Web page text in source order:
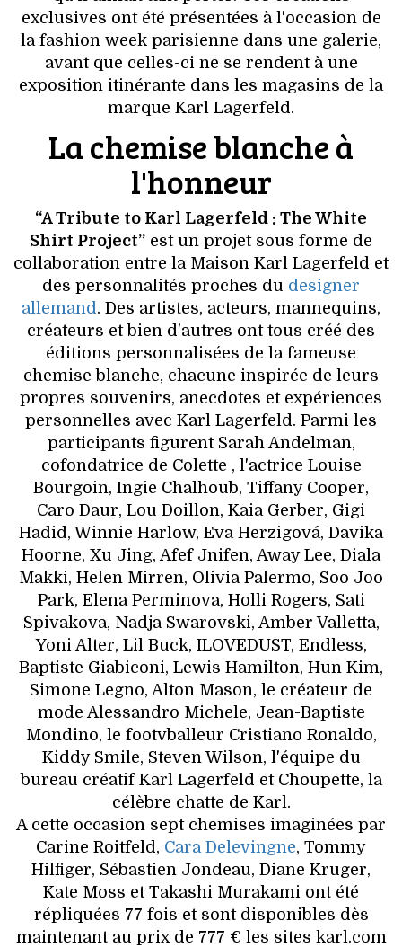
HISTOIRE DES MARQUES
DÉCO
VOYAGES & LOISIRS
exclusives ont été présentées à l'occasion de
la fashion week parisienne dans une galerie,
avant que celles-ci ne se rendent à une
exposition itinérante dans les magasins de la
marque Karl Lagerfeld.
La chemise blanche à
l'honneur
“A Tribute to Karl Lagerfeld : The White
Shirt Project” est un projet sous forme de
collaboration entre la Maison Karl Lagerfeld et
des personnalités proches du designer
allemand . Des artistes, acteurs, mannequins,
créateurs et bien d'autres ont tous créé des
éditions personnalisées de la fameuse
chemise blanche, chacune inspirée de leurs
propres souvenirs, anecdotes et expériences
personnelles avec Karl Lagerfeld. Parmi les
participants figurent Sarah Andelman,
cofondatrice de Colette , l'actrice Louise
Bourgoin, Ingie Chalhoub, Tiffany Cooper,
Caro Daur, Lou Doillon, Kaia Gerber, Gigi
Hadid, Winnie Harlow, Eva Herzigová, Davika
Hoorne, Xu Jing, Afef Jnifen, Away Lee, Diala
Makki, Helen Mirren, Olivia Palermo, Soo Joo
Park, Elena Perminova, Holli Rogers, Sati
Spivakova, Nadja Swarovski, Amber Valletta,
Yoni Alter, Lil Buck, ILOVEDUST, Endless,
Baptiste Giabiconi, Lewis Hamilton, Hun Kim,
Simone Legno, Alton Mason, le créateur de
mode Alessandro Michele, Jean-Baptiste
Mondino, le footvballeur Cristiano Ronaldo,
Kiddy Smile, Steven Wilson, l'équipe du
bureau créatif Karl Lagerfeld et Choupette, la
célèbre chatte de Karl.
A cette occasion sept chemises imaginées par
Carine Roitfeld, Cara Delevingne, Tommy
Hilfiger, Sébastien Jondeau, Diane Kruger,
Kate Moss et Takashi Murakami ont été
répliquées 77 fois et sont disponibles dès
maintenant au prix de 777 € les sites karl.com